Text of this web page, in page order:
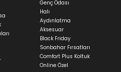
siparişlerinizin teslim
ve ürünün stok durumuna
sürecinizi takip edebilirsiniz.
Sorularbölümünü ziyaret
Genç Odası
Halı
Aydınlatma
Aksesuar
Black Friday
Sonbahar Fırsatları
Comfort Plus Koltuk
Online Özel